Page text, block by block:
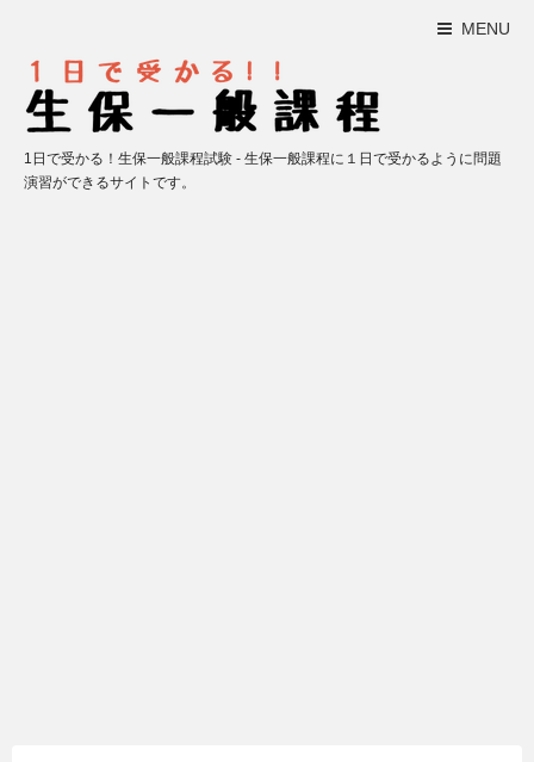
MENU
1日で受かる！生保一般課程試験 - 生保一般課程に１日で受かるように問題
演習ができるサイトです。